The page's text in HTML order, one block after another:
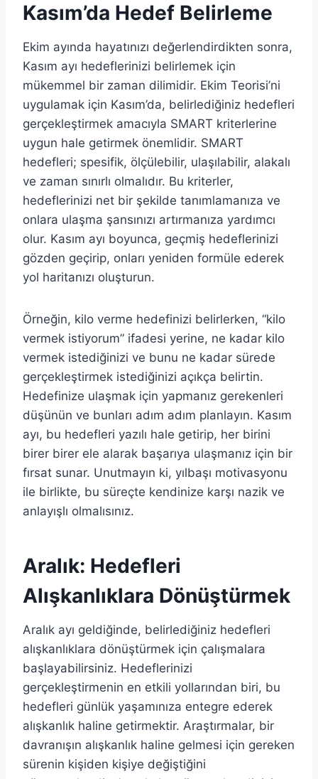
Kasım’da Hedef Belirleme
Ekim ayında hayatınızı değerlendirdikten sonra,
Kasım ayı hedeflerinizi belirlemek için
mükemmel bir zaman dilimidir. Ekim Teorisi’ni
uygulamak için Kasım’da, belirlediğiniz hedefleri
gerçekleştirmek amacıyla SMART kriterlerine
uygun hale getirmek önemlidir. SMART
hedefleri; spesifik, ölçülebilir, ulaşılabilir, alakalı
ve zaman sınırlı olmalıdır. Bu kriterler,
hedeflerinizi net bir şekilde tanımlamanıza ve
onlara ulaşma şansınızı artırmanıza yardımcı
olur. Kasım ayı boyunca, geçmiş hedeflerinizi
gözden geçirip, onları yeniden formüle ederek
yol haritanızı oluşturun.
Örneğin, kilo verme hedefinizi belirlerken, “kilo
vermek istiyorum” ifadesi yerine, ne kadar kilo
vermek istediğinizi ve bunu ne kadar sürede
gerçekleştirmek istediğinizi açıkça belirtin.
Hedefinize ulaşmak için yapmanız gerekenleri
düşünün ve bunları adım adım planlayın. Kasım
ayı, bu hedefleri yazılı hale getirip, her birini
birer birer ele alarak başarıya ulaşmanız için bir
fırsat sunar. Unutmayın ki, yılbaşı motivasyonu
ile birlikte, bu süreçte kendinize karşı nazik ve
anlayışlı olmalısınız.
Aralık: Hedefleri
Alışkanlıklara Dönüştürmek
Aralık ayı geldiğinde, belirlediğiniz hedefleri
alışkanlıklara dönüştürmek için çalışmalara
başlayabilirsiniz. Hedeflerinizi
gerçekleştirmenin en etkili yollarından biri, bu
hedefleri günlük yaşamınıza entegre ederek
alışkanlık haline getirmektir. Araştırmalar, bir
davranışın alışkanlık haline gelmesi için gereken
sürenin kişiden kişiye değiştiğini